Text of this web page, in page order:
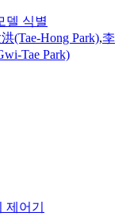
델 식별
(Tae-Hong Park),李
Tae Park)
어기